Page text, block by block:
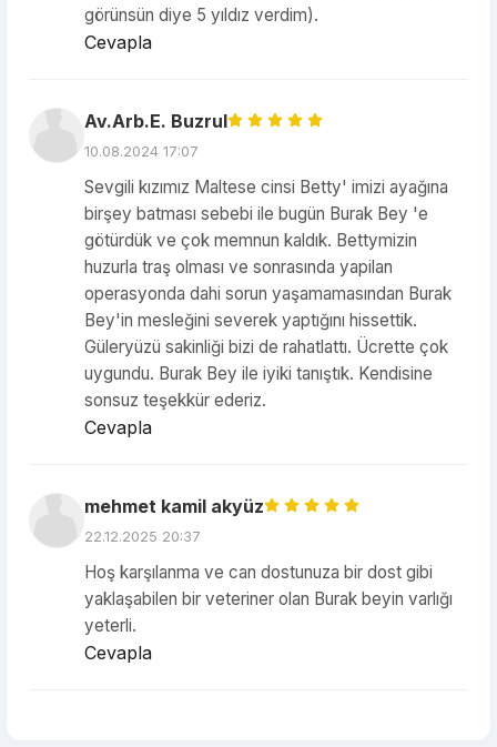
görünsün diye 5 yıldız verdim).
Cevapla
Av.Arb.E. Buzrul
10.08.2024 17:07
Sevgili kızımız Maltese cinsi Betty' imizi ayağına
birşey batması sebebi ile bugün Burak Bey 'e
götürdük ve çok memnun kaldık. Bettymizin
huzurla traş olması ve sonrasında yapilan
operasyonda dahi sorun yaşamamasından Burak
Bey'in mesleğini severek yaptığını hissettik.
Güleryüzü sakinliği bizi de rahatlattı. Ücrette çok
uygundu. Burak Bey ile iyiki tanıştık. Kendisine
sonsuz teşekkür ederiz.
Cevapla
mehmet kamil akyüz
22.12.2025 20:37
Hoş karşılanma ve can dostunuza bir dost gibi
yaklaşabilen bir veteriner olan Burak beyin varlığı
yeterli.
Cevapla